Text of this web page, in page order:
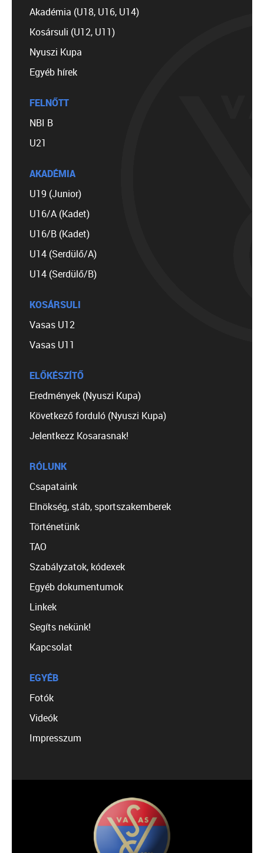
Akadémia (U18, U16, U14)
Kosársuli (U12, U11)
Nyuszi Kupa
Egyéb hírek
FELNŐTT
NBI B
U21
AKADÉMIA
U19 (Junior)
U16/A (Kadet)
U16/B (Kadet)
U14 (Serdülő/A)
U14 (Serdülő/B)
KOSÁRSULI
Vasas U12
Vasas U11
ELŐKÉSZÍTŐ
Eredmények (Nyuszi Kupa)
Következő forduló (Nyuszi Kupa)
Jelentkezz Kosarasnak!
RÓLUNK
Csapataink
Elnökség, stáb, sportszakemberek
Történetünk
TAO
Szabályzatok, kódexek
Egyéb dokumentumok
Linkek
Segíts nekünk!
Kapcsolat
EGYÉB
Fotók
Videók
Impresszum